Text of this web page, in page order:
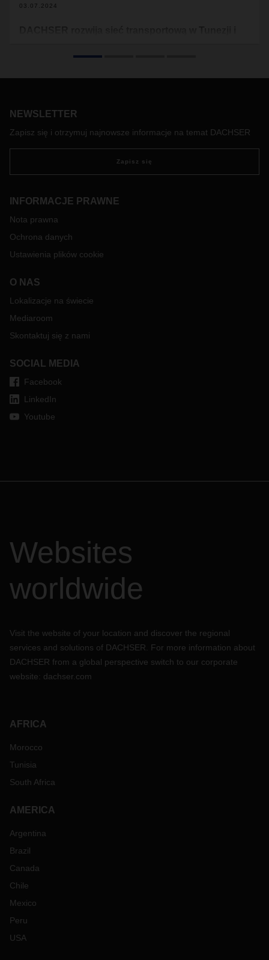
03.07.2024
bardziej wydajnych usług transportowych, co znacząco
NEWSLETTER
Zapisz się i otrzymuj najnowsze informacje na temat DACHSER
Zapisz się
INFORMACJE PRAWNE
Nota prawna
Ochrona danych
Ustawienia plików cookie
O NAS
Lokalizacje na świecie
Mediaroom
Skontaktuj się z nami
SOCIAL MEDIA
Facebook
LinkedIn
Youtube
Websites
worldwide
Visit the website of your location and discover the regional
services and solutions of DACHSER. For more information about
DACHSER from a global perspective switch to our corporate
website: dachser.com
AFRICA
Morocco
Tunisia
South Africa
AMERICA
Argentina
Brazil
Canada
Chile
Mexico
Peru
USA